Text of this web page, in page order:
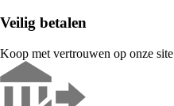
Veilig betalen
Koop met vertrouwen op onze site